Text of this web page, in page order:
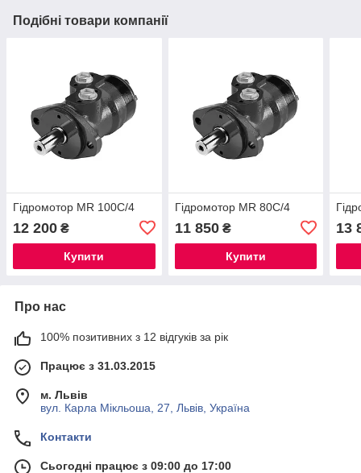
Подібні товари компанії
Гідромотор МR 100С/4
12 200 ₴
Купити
Гідромотор МR 80С/4
11 850₴
Купити
13
Про нас
100% позитивних з 12 відгуків за рік
Працює з 31.03.2015
м. Львів
вул. Карла Мікльоша, 27, Львів, Україна
Контакти
Сьогодні працює з 09:00 до 17:00